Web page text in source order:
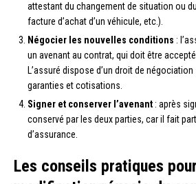
attestant du changement de situation ou
facture d’achat d’un véhicule, etc.).
Négocier les nouvelles conditions :
un avenant au contrat, qui doit être
L’assuré dispose d’un droit de
garanties et cotisations.
Signer et conserver l’avenant : après
conservé par les deux parties, car il fait
d’assurance.
Les conseils pratiques